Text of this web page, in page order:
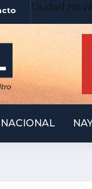
Ciudad no
NACIONAL